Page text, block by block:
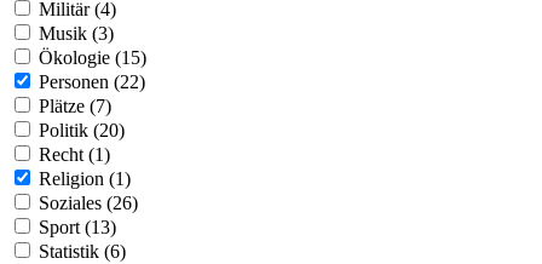
Militär (4)
Musik (3)
Ökologie (15)
Personen (22)
Plätze (7)
Politik (20)
Recht (1)
Religion (1)
Soziales (26)
Sport (13)
Statistik (6)